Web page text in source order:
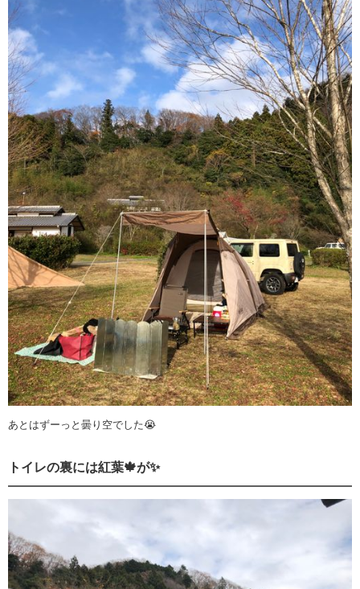
あとはずーっと曇り空でした😭
トイレの裏には紅葉🍁が✨